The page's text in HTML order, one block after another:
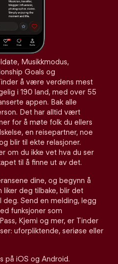
Musikkmodus,
Goals og
å være verdens mest
i 190 land, med over 55
appen. Bak alle
Det har alltid vært
for å møte folk du ellers
en reisepartner, noe
blir til ekte relasjoner.
om du ikke vet hva du ser
til å finne ut av det.
dine, og begynn å
liker deg tilbake, blir det
Send en melding, legg
funksjoner som
Kjemi og mer, er Tinder
uforpliktende, seriøse eller
på iOS og Android.